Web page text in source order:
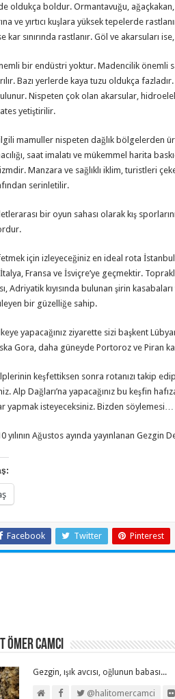
oldukça boldur. Ormantavuğu, ağaçkakan,
ve yırtıcı kuşlara yüksek tepelerde
kar sınırında rastlanır. Göl ve akarsuları
bir endüstri yoktur. Madencilik önemli
Bazı yerlerde kaya tuzu oldukça
Nispeten çok olan akarsular,
yetiştirilir.
mamuller nispeten dağlık bölgelerden
saat imalatı ve mükemmel harita
Manzara ve sağlıklı iklim, turistleri
serinletilir.
bir oyun sahası olarak kış
için izleyeceğiniz en ideal rota
Fransa ve İsviçre’ye geçmektir.
Adriyatik kıyısında bulunan şirin
bir güzelliğe sahip.
yapacağınız ziyarette sizi başkent
Gora, daha güneyde Portoroz ve Piran
keşfettiksen sonra rotanızı takip
Alp Dağları’na yapacağınız bu keşfin
yapmak isteyeceksiniz. Bizden söylemesi…
yılının Ağustos ayında yayınlanan Gezgin
Facebook Twitter Pinterest
CAMCI
Gezgin, ışık avcısı, oğlunun babası...
@halitomercamci